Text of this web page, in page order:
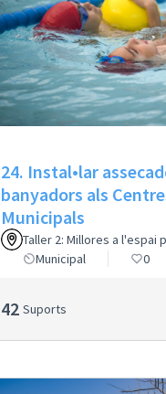
24. Instal•lar
banyadors als
Municipals
Taller 2: Millores a l'espai
Municipal
0
42 Suports